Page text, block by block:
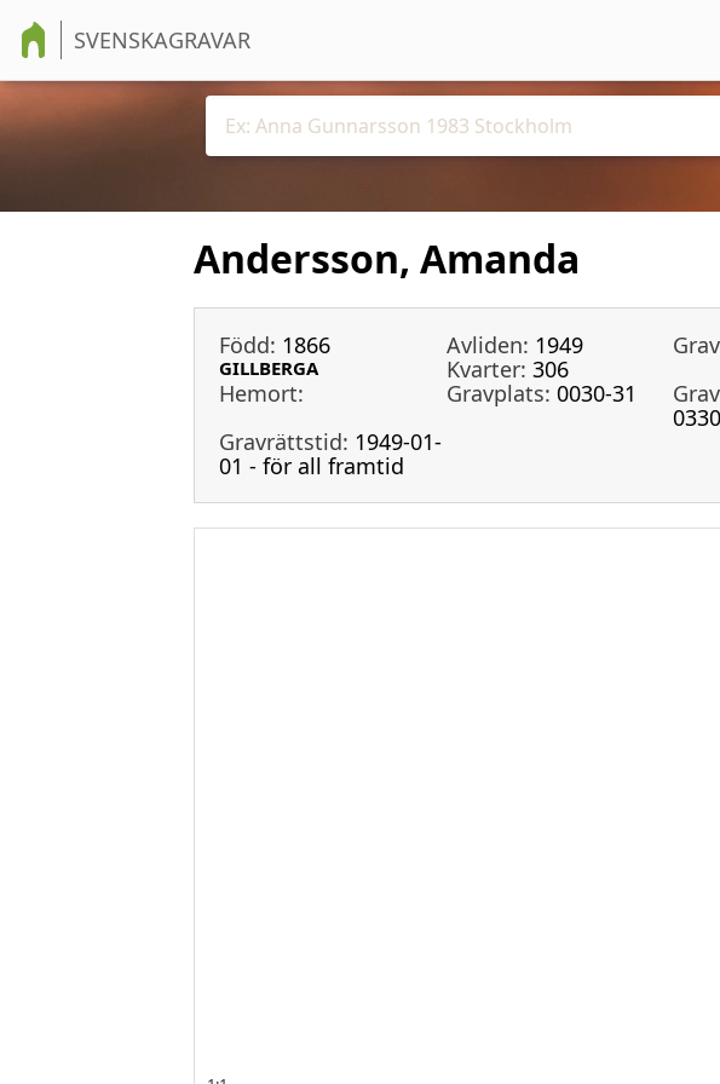
SVENSKAGRAVAR
Andersson, Amanda
Född: 1866 Avliden: 1949
GILLBERGA Kvarter: 306
Hemort:
Gravplats: 0030-31
Gravrättstid: 1949-01-
01 - för all framtid